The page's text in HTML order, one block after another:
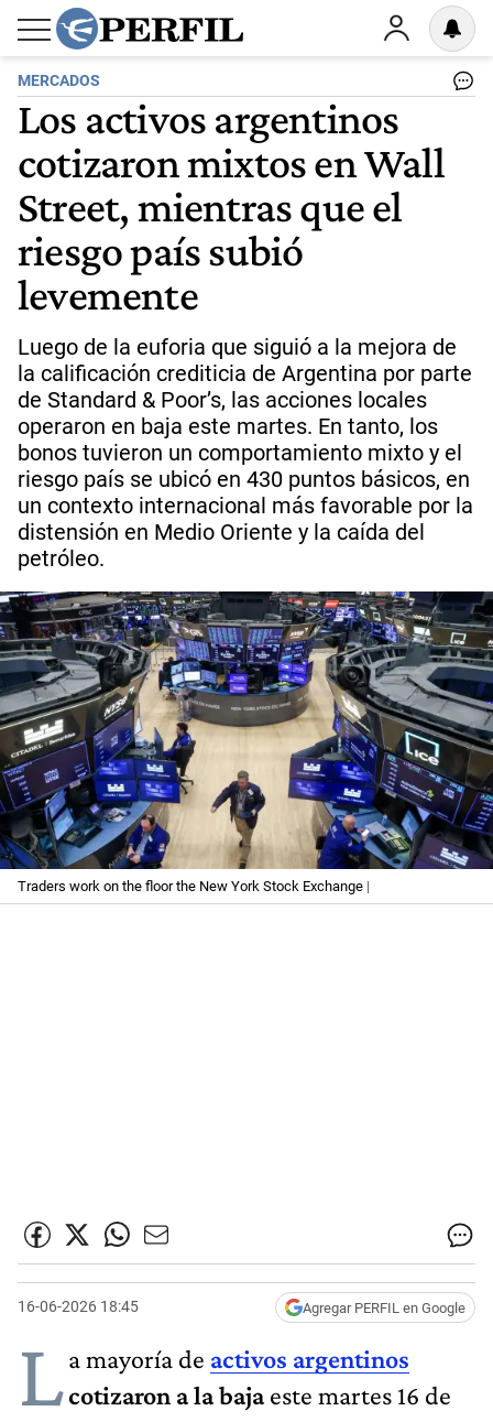
MERCADOS
Los activos argentinos
cotizaron mixtos en Wall
Street, mientras que el
riesgo país subió
levemente
Luego de la euforia que siguió a la mejora de
la calificación crediticia de Argentina por parte
de Standard & Poor’s, las acciones locales
operaron en baja este martes. En tanto, los
bonos tuvieron un comportamiento mixto y el
riesgo país se ubicó en 430 puntos básicos, en
un contexto internacional más favorable por la
distensión en Medio Oriente y la caída del
petróleo.
Traders work on the floor the New York Stock Exchange |
16-06-2026 18:45 Agregar PERFIL en Google
La mayoría de activos argentinos
cotizaron a la bajaeste martes 16 de